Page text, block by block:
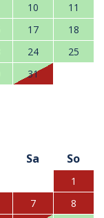
10
11
17
18
24
25
31
Sa So
1
7
8